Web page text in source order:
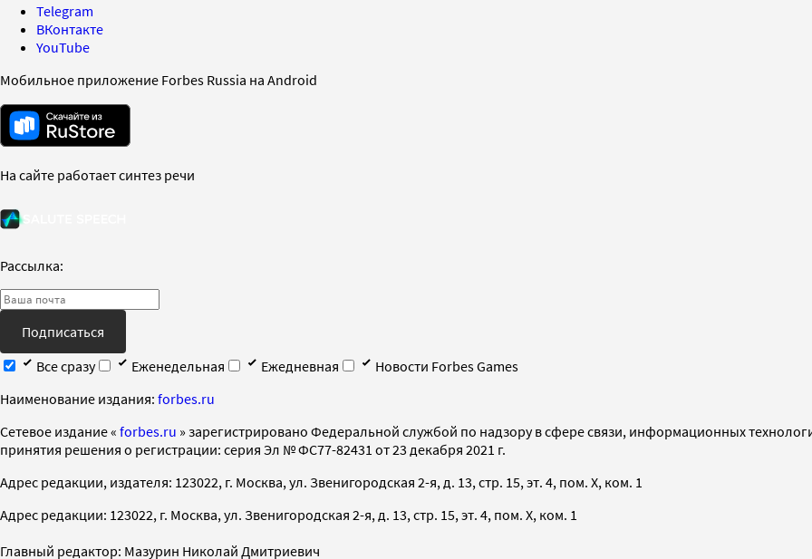
Telegram
ВКонтакте
YouTube
Мобильное приложение Forbes Russia на Android
На сайте работает синтез речи
Рассылка:
Подписаться
Все сразу
Еженедельная Ежедневная
Новости Forbes Games
Наименование издания: forbes.ru
Cетевое издание « forbes.ru » зарегистрировано Федеральной службой по надзору в сфере связи, информационных
принятия решения о регистрации: серия Эл № ФС77-82431 от 23 декабря 2021 г.
Адрес редакции, издателя: 123022, г. Москва, ул. Звенигородская 2-я, д. 13, стр. 15, эт. 4, пом. X, ком. 1
Адрес редакции: 123022, г. Москва, ул. Звенигородская 2-я, д. 13, стр. 15, эт. 4, пом. X, ком. 1
Главный редактор: Мазурин Николай Дмитриевич